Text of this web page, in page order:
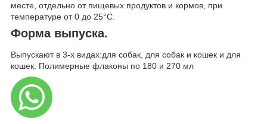
месте, отдельно от пищевых продуктов и кормов, при
температуре от 0 до 25°С.
Форма выпуска.
Выпускают в 3-х видах:для собак, для собак и кошек и для
кошек. Полимерные флаконы по 180 и 270 мл